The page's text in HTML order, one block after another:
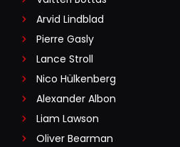
Arvid Lindblad
Pierre Gasly
Lance Stroll
Nico Hülkenberg
Alexander Albon
Liam Lawson
Oliver Bearman